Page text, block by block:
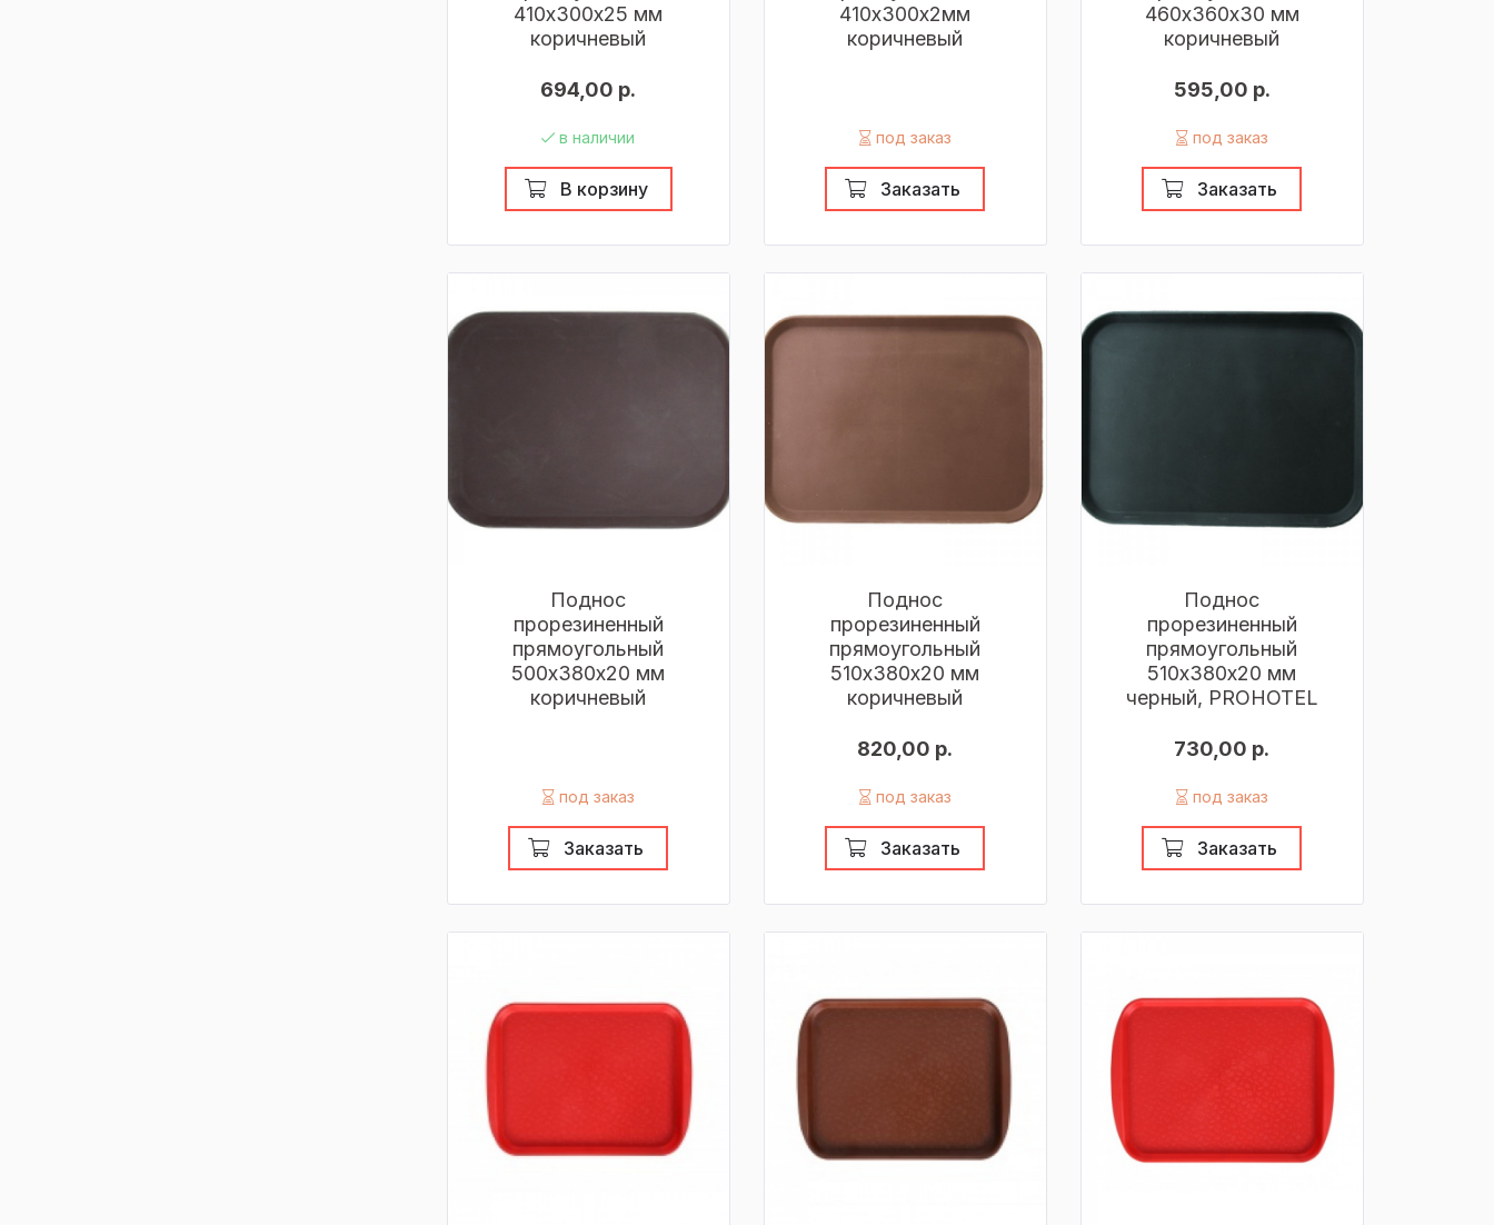
410х300х25 мм
коричневый
694,00 р.
в наличии
В корзину
410х300х2мм
коричневый
под заказ
Заказать
460х360х30 мм
коричневый
595,00 р.
под заказ
Заказать
Поднос
прорезиненный
прямоугольный
500х380х20 мм
коричневый
под заказ
Заказать
Поднос
прорезиненный
прямоугольный
510х380х20 мм
коричневый
820,00 р.
под заказ
Заказать
Поднос
прорезиненный
прямоугольный
510х380х20 мм
черный, PROHOTEL
730,00 р.
под заказ
Заказать